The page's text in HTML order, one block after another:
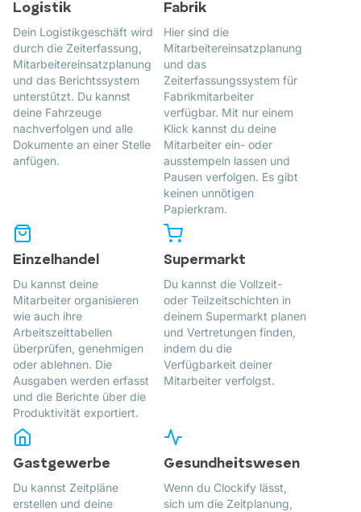
Logistik
Dein Logistikgeschäft wird
durch die Zeiterfassung,
Mitarbeitereinsatzplanung
und das Berichtssystem
unterstützt. Du kannst
deine Fahrzeuge
nachverfolgen und alle
Dokumente an einer Stelle
anfügen.
Fabrik
Hier sind die
Mitarbeitereinsatzplanung
und das
Zeiterfassungssystem für
Fabrikmitarbeiter
verfügbar. Mit nur einem
Klick kannst du deine
Mitarbeiter ein- oder
ausstempeln lassen und
Pausen verfolgen. Es gibt
keinen unnötigen
Papierkram.
Einzelhandel
Du kannst deine
Mitarbeiter organisieren
wie auch ihre
Arbeitszeittabellen
überprüfen, genehmigen
oder ablehnen. Die
Ausgaben werden erfasst
und die Berichte über die
Produktivität exportiert.
Supermarkt
Du kannst die Vollzeit-
oder Teilzeitschichten in
deinem Supermarkt planen
und Vertretungen finden,
indem du die
Verfügbarkeit deiner
Mitarbeiter verfolgst.
Gastgewerbe
Du kannst Zeitpläne
erstellen und deine
Gesundheitswesen
Wenn du Clockify lässt,
sich um die Zeitplanung,